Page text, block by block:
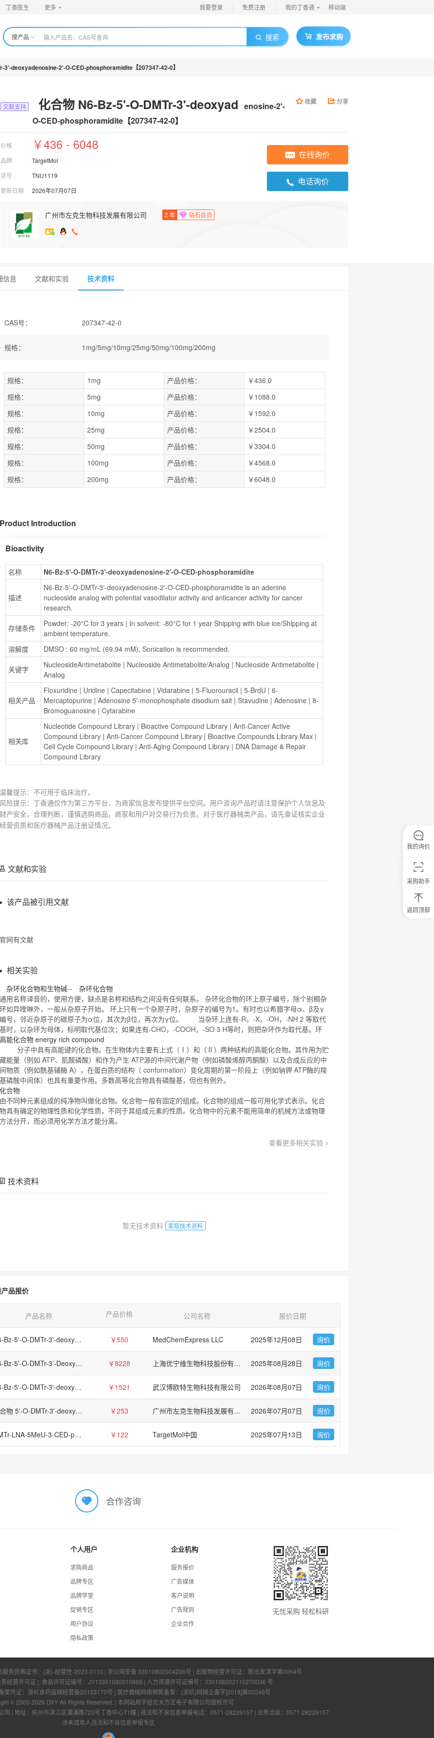
丁香医生 更多 我要登录 免费注册 我的丁香通 移动端
搜产品 搜索 发布求购
3'-deoxyadenosine-2'-O-CED-phosphoramidite【207347-42-0】
文献支持 化合物 N6-Bz-5'-O-DMTr-3'-deoxyad enosine-2'-
O-CED-phosphoramidite【207347-42-0】
收藏 分享
价格 ￥436 - 6048
品牌
TargetMol
货号
TNU1119
更新日期
2026年07月07日
在线询价
电话询价
广州市左克生物科技发展有限公司 2 年 钻石会员
信息 文献和实验 技术资料
CAS号： 207347-42-0
规格： 1mg/5mg/10mg/25mg/50mg/100mg/200mg
规格： 1mg 产品价格：
￥436.0
规格：
5mg 产品价格：
￥1088.0
规格：
10mg 产品价格：
￥1592.0
规格：
25mg 产品价格：
￥2504.0
规格：
50mg 产品价格：
￥3304.0
规格：
100mg 产品价格：
￥4568.0
规格：
200mg 产品价格： ￥6048.0
Product Introduction
Bioactivity
名称 N6-Bz-5'-O-DMTr-3'-deoxyadenosine-2'-O-CED-phosphoramidite
描述
N6-Bz-5'-O-DMTr-3'-deoxyadenosine-2'-O-CED-phosphoramidite is an adenine
nucleoside analog with potential vasodilator activity and anticancer activity for cancer
research.
存储条件
Powder: -20°C for 3 years | In solvent: -80°C for 1 year Shipping with blue ice/Shipping at
ambient temperature.
溶解度
DMSO : 60 mg/mL (69.94 mM), Sonication is recommended.
关键字 NucleosideAntimetabolite | Nucleoside Antimetabolite/Analog | Nucleoside Antimetabolite
Analog
相关产品
Floxuridine | Uridine | Capecitabine | Vidarabine | 5-Fluorouracil | 5-BrdU | 6-
Mercaptopurine | Adenosine 5'-monophosphate disodium salt | Stavudine | Adenosine | 8-
Bromoguanosine | Cytarabine
相关库
Nucleotide Compound Library | Bioactive Compound Library | Anti-Cancer Active
Compound Library | Anti-Cancer Compound Library | Bioactive Compounds Library Max
Cell Cycle Compound Library | Anti-Aging Compound Library | DNA Damage & Repair
Compound Library
温馨提示：不可用于临床治疗。
风险提示：丁香通仅作为第三方平台，为商家信息发布提供平台空间。用户咨询产品时请注意保护个人信息及
财产安全，合理判断，谨慎选购商品，商家和用户对交易行为负责。对于医疗器械类产品，请先查证核实企业
经营资质和医疗器械产品注册证情况。
文献和实验
该产品被引用文献
官网有文献
相关实验
杂环化合物和生物碱-- 杂环化合物
通用名称译音的，使用方便，缺点是名称和结构之间没有任何联系。 杂环化合物的环上原子编号，除个别稠杂
环如异喹啉外，一般从杂原子开始。 环上只有一个杂原子时，杂原子的编号为1。有时也以希腊字母α、β及γ
编号，邻近杂原子的碳原子为α位，其次为β位，再次为γ位。 当杂环上连有-R，-X，-OH，-NH 2 等取代
基时，以杂环为母体，标明取代基位次；如果连有-CHO，-COOH，-SO 3 H等时，则把杂环作为取代基。环
高能化合物 energy rich compound
分子中具有高能键的化合物。在生物体内主要有上式（Ⅰ）和（Ⅱ）两种结构的高能化合物。其作用为贮
藏能量（例如 ATP、肌酸磷酸）和作为产生 ATP源的中间代谢产物（例如磷酸烯醇丙酮酸）以及合成反应的中
间物质（例如酰基辅酶 A），在蛋白质的结构（ conformation）变化周期的第一阶段上（例如钠钾 ATP酶的羧
基磷酸中间体）也具有重要作用。多数高等化合物具有磷酸基，但也有例外。
化合物
由不同种元素组成的纯净物叫做化合物。 化合物一般有固定的组成。 化合物的组成一般可用化学式表示。 化合
物具有确定的物理性质和化学性质，不同于其组成元素的性质。 化合物中的元素不能用简单的机械方法或物理
方法分开，而必须用化学方法才能分离。
查看更多相关实验 >
技术资料
暂无技术资料 索取技术资料
品报价
产品名称 产品价格 公司名称 报价日期
N6-Bz-5'-O-DMTr-3'-deoxyadenosine-2'-O-CED-phosphoramidite,207347-42-0 ￥550 MedChemExpress LLC 2025年12月08日 询价
N6-Bz-5’-O-DMTr-3’-Deoxyadenosine-2’-O-CED-Phosphoramidite ￥8228 上海优宁维生物科技股份有限公司 2025年08月28日 询价
N6-Bz-5'-O-DMTr-3'-deoxyadenosine-2'-O-CED-phosphoramidite，orb1907885，Biorbyt ￥1521 武汉博欧特生物科技有限公司 2026年08月07日 询价
化合物 5'-O-DMTr-3'-deoxyuridine 2'-CED phosphoramidite【161503-98-6】 ￥253 广州市左克生物科技发展有限公司 2026年07月07日 询价
DMTr-LNA-5MeU-3-CED-phosphoramidite ￥122 TargetMol中国 2025年07月13日 询价
采购助手
返回顶部
我的询价
合作咨询
个人用户
求购商品
品牌专区
品牌学堂
促销专区
用户协议
隐私政策
企业机构
服务报价
广告媒体
客户说明
广告规则
企业合作
无忧采购 轻松科研
务资格证书： (浙)-经营性-2023-0110 | 浙公网安备 33010802004206号 | 出版物经营许可证： 新出发滨字第0064号
经营许可证 | 食品许可证编号： JY13301080010985 | 人力资源许可证编号： 330108202110270036 号
案凭证：浙杭食药监械经营备20153170号 | 医疗器械网络销售备案：(浙杭)网械企备字[2018]第00246号
© 2000-2026 DXY All Rights Reserved. | 本网站用字经北大方正电子有限公司授权许可
司 | 地址：杭州市滨江区潮涌路723号丁香中心T1幢 | 违法和不良信息举报电话：0571-28229157 | 业务洽谈：0571-28229157
涉未成年人违法和不良信息举报专区